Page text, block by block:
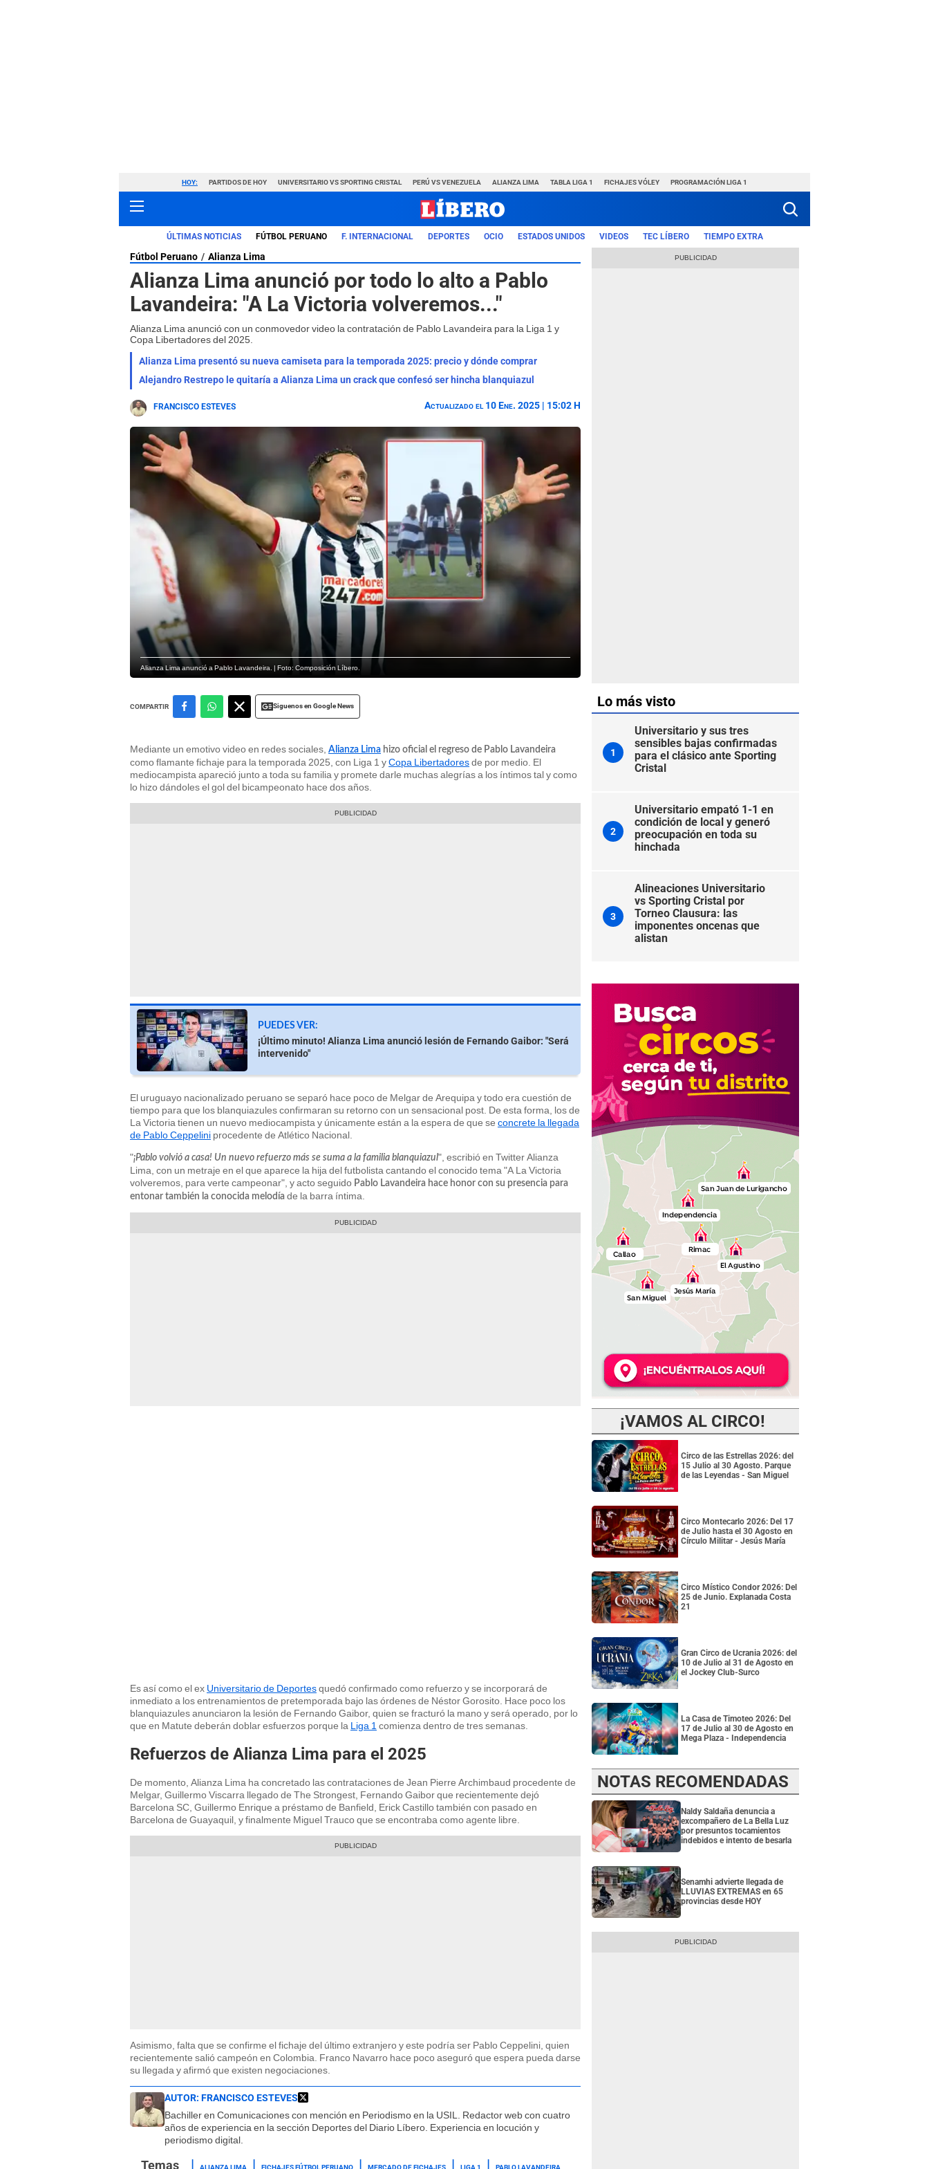
HOY: PARTIDOS DE HOY UNIVERSITARIO VS SPORTING CRISTAL PERÚ VS VENEZUELA ALIANZA LIMA TABLA LIGA 1 FICHAJES VÓLEY PROGRAMACIÓN LIGA 1
ÚLTIMAS NOTICIAS FÚTBOL PERUANO F. INTERNACIONAL DEPORTES OCIO ESTADOS UNIDOS VIDEOS TEC LÍBERO TIEMPO EXTRA
Fútbol Peruano Alianza Lima
Alianza Lima anunció por todo lo alto a Pablo
Lavandeira: "A La Victoria volveremos..."
Alianza Lima anunció con un conmovedor video la contratación de Pablo Lavandeira para la Liga 1 y
Copa Libertadores del 2025.
Alianza Lima presentó su nueva camiseta para la temporada 2025: precio y dónde comprar
Alejandro Restrepo le quitaría a Alianza Lima un crack que confesó ser hincha blanquiazul
FRANCISCO ESTEVES Actualizado el 10 Ene. 2025 | 15:02 H
Alianza Lima anunció a Pablo Lavandeira. | Foto: Composición Líbero.
COMPARTIR Siguenos en Google News
Mediante un emotivo video en redes sociales, Alianza Lima hizo oficial el regreso de Pablo Lavandeira
como flamante fichaje para la temporada 2025, con Liga 1 yCopa Libertadoresde por medio. El
mediocampista apareció junto a toda su familia y promete darle muchas alegrías a los íntimos tal y como
lo hizo dándoles el gol del bicampeonato hace dos años.
PUEDES VER:
¡Último minuto! Alianza Lima anunció lesión de Fernando Gaibor: "Será
intervenido"
El uruguayo nacionalizado peruano se separó hace poco de Melgar de Arequipa y todo era cuestión de
tiempo para que los blanquiazules confirmaran su retorno con un sensacional post. De esta forma, los de
La Victoria tienen un nuevo mediocampista y únicamente están a la espera de que se concrete la llegada
de Pablo Ceppelini procedente de Atlético Nacional.
"¡Pablo volvió a casa! Un nuevo refuerzo más se suma a la familia blanquiazul", escribió en Twitter Alianza
Lima, con un metraje en el que aparece la hija del futbolista cantando el conocido tema "A La Victoria
volveremos, para verte campeonar", y acto seguido Pablo Lavandeira hace honor con su presencia para
entonar también la conocida melodía de la barra íntima.
Es así como el ex Universitario de Deportesquedó confirmado como refuerzo y se incorporará de
inmediato a los entrenamientos de pretemporada bajo las órdenes de Néstor Gorosito. Hace poco los
blanquiazules anunciaron la lesión de Fernando Gaibor, quien se fracturó la mano y será operado, por lo
que en Matute deberán doblar esfuerzos porque la Liga 1 comienza dentro de tres semanas.
Refuerzos de Alianza Lima para el 2025
De momento, Alianza Lima ha concretado las contrataciones de Jean Pierre Archimbaud procedente de
Melgar, Guillermo Viscarra llegado de The Strongest, Fernando Gaibor que recientemente dejó
Barcelona SC, Guillermo Enrique a préstamo de Banfield, Erick Castillo también con pasado en
Barcelona de Guayaquil, y finalmente Miguel Trauco que se encontraba como agente libre.
Asimismo, falta que se confirme el fichaje del último extranjero y este podría ser Pablo Ceppelini, quien
recientemente salió campeón en Colombia. Franco Navarro hace poco aseguró que espera pueda darse
su llegada y afirmó que existen negociaciones.
AUTOR: FRANCISCO ESTEVES
Bachiller en Comunicaciones con mención en Periodismo en la USIL. Redactor web con cuatro
años de experiencia en la sección Deportes del Diario Líbero. Experiencia en locución y
periodismo digital.
ALIANZA LIMA FICHAJES FÚTBOL PERUANO MERCADO DE FICHAJES LIGA 1 PABLO LAVANDEIRA
Lo más visto
1
Universitario y sus tres
sensibles bajas confirmadas
para el clásico ante Sporting
Cristal
2
Universitario empató 1-1 en
condición de local y generó
preocupación en toda su
hinchada
3
Alineaciones Universitario
vs Sporting Cristal por
Torneo Clausura: las
imponentes oncenas que
alistan
¡VAMOS AL CIRCO!
Circo de las Estrellas 2026: del
15 Julio al 30 Agosto. Parque
de las Leyendas - San Miguel
Circo Montecarlo 2026: Del 17
de Julio hasta el 30 Agosto en
Círculo Militar - Jesús María
Circo Místico Condor 2026: Del
25 de Junio. Explanada Costa
21
Gran Circo de Ucrania 2026: del
10 de Julio al 31 de Agosto en
el Jockey Club-Surco
La Casa de Timoteo 2026: Del
17 de Julio al 30 de Agosto en
Mega Plaza - Independencia
NOTAS RECOMENDADAS
Naldy Saldaña denuncia a
excompañero de La Bella Luz
por presuntos tocamientos
indebidos e intento de besarla
Senamhi advierte llegada de
LLUVIAS EXTREMAS en 65
provincias desde HOY